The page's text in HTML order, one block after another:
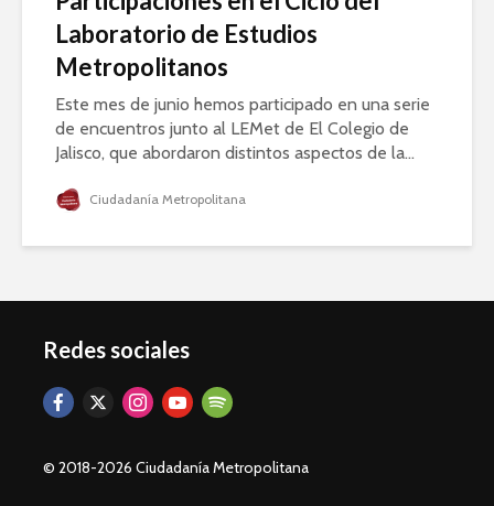
Laboratorio de Estudios
Metropolitanos
Este mes de junio hemos participado en una serie
de encuentros junto al LEMet de El Colegio de
Jalisco, que abordaron distintos aspectos de la...
Ciudadanía Metropolitana
Redes sociales
© 2018-2026 Ciudadanía Metropolitana